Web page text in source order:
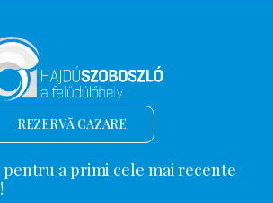
REZERVĂ CAZARE
pentru a primi cele mai recente